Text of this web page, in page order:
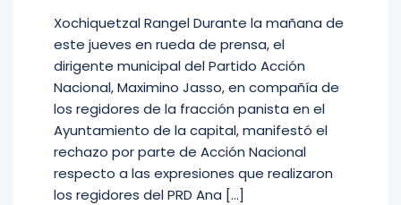
Xochiquetzal Rangel Durante la mañana de
este jueves en rueda de prensa, el
dirigente municipal del Partido Acción
Nacional, Maximino Jasso, en compañía de
los regidores de la fracción panista en el
Ayuntamiento de la capital, manifestó el
rechazo por parte de Acción Nacional
respecto a las expresiones que realizaron
los regidores del PRD Ana […]